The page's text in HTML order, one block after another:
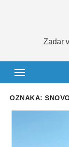
Zadar
OZNAKA: